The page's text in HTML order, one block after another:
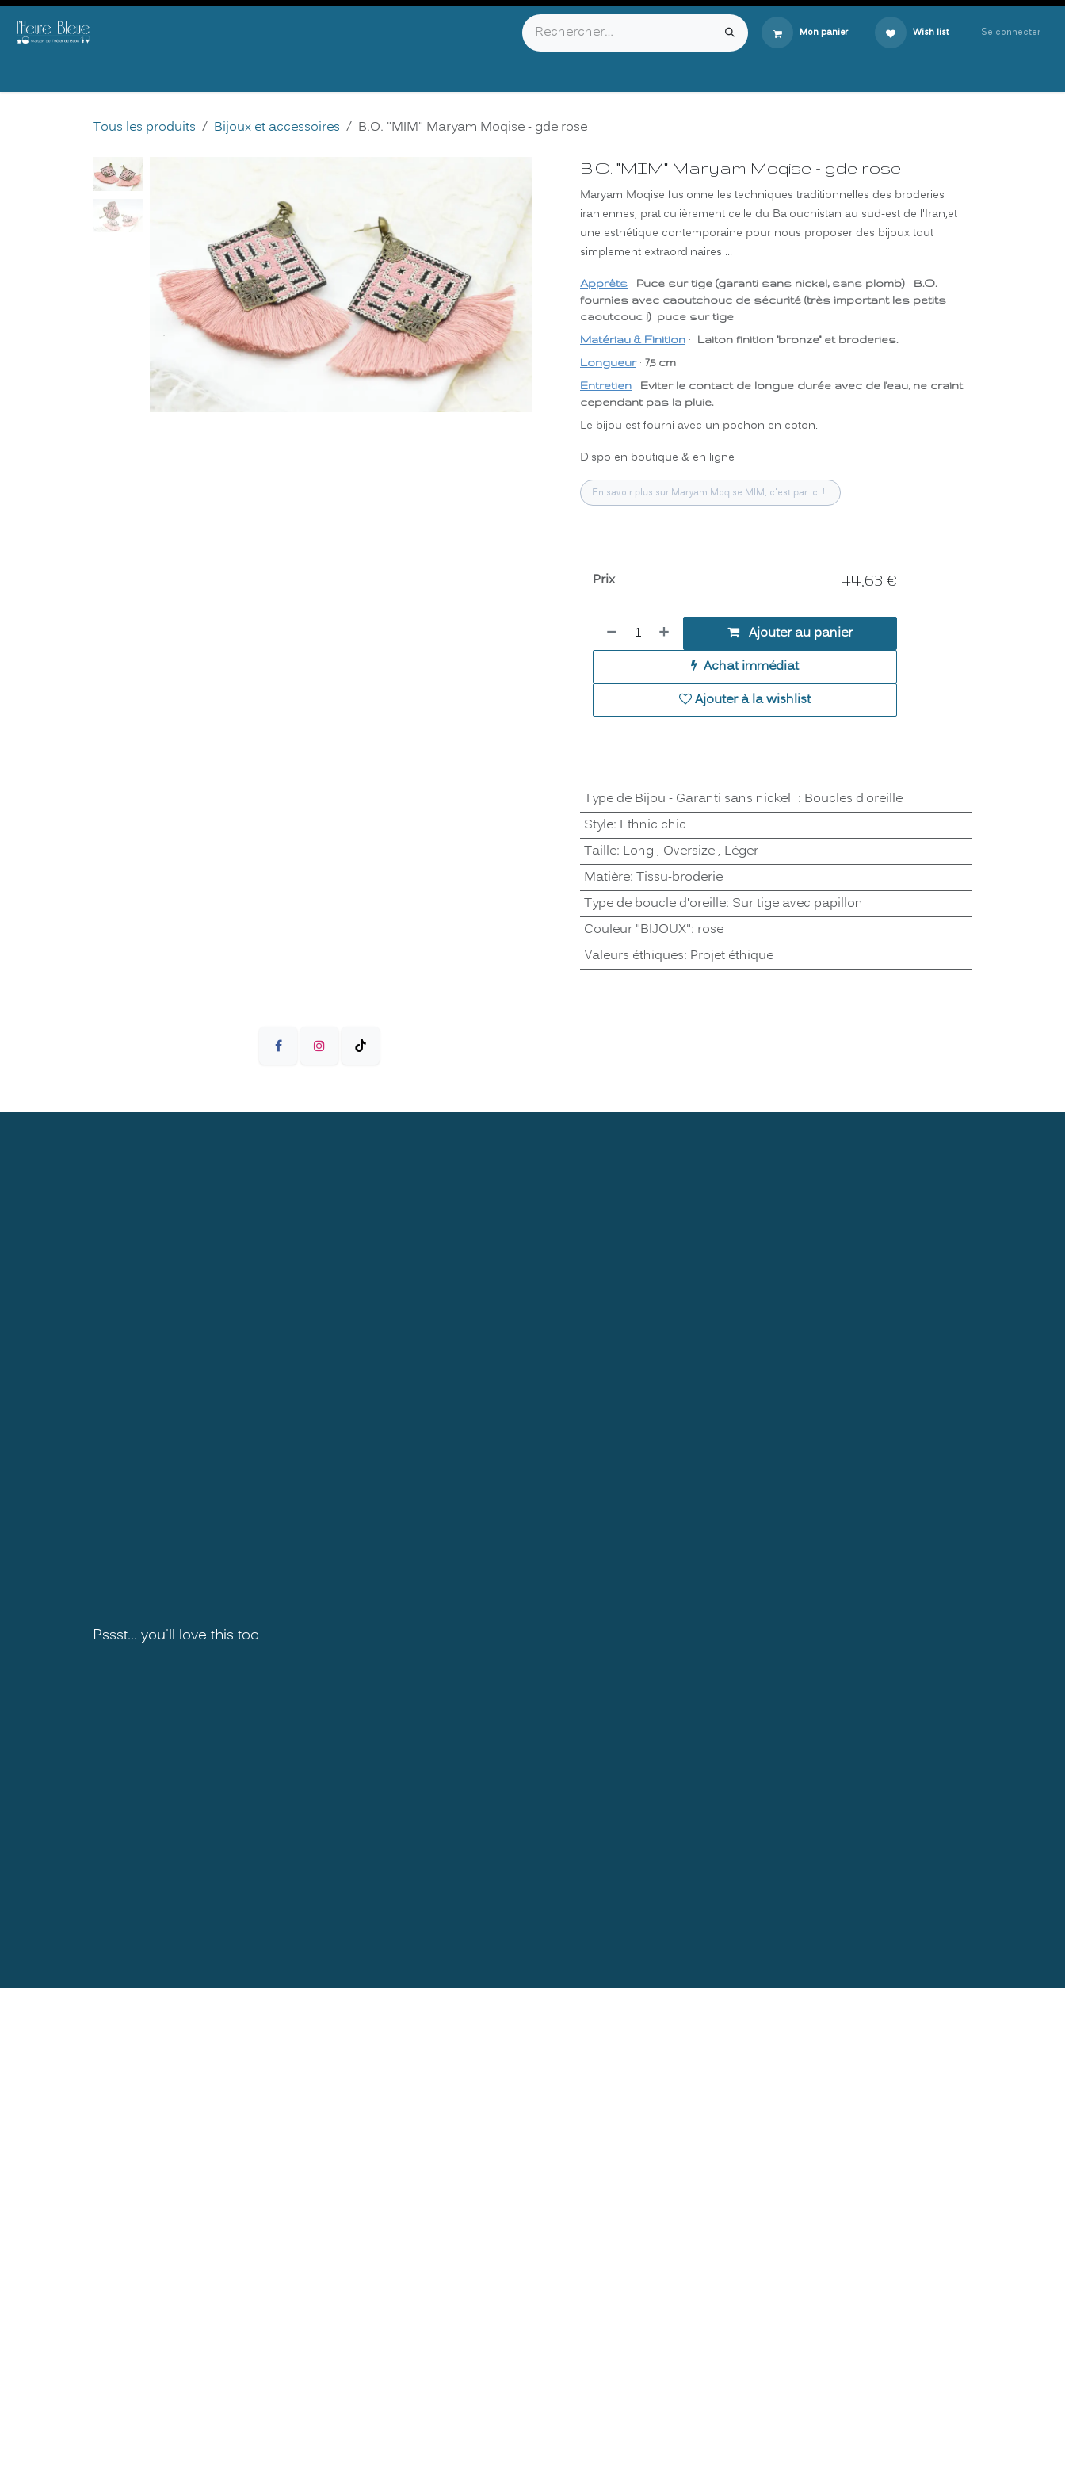
Se rendre au contenu
Mon panier Wish list Se connecter
Tous les produits Bijoux et accessoires B.O. "MIM" Maryam Moqise - gde rose
B.O. "MIM" Maryam Moqise - gde rose
Maryam Moqise fusionne les techniques traditionnelles des broderies
iraniennes, praticulièrement celle du Balouchistan au sud-est de l'Iran,et
une esthétique contemporaine pour nous proposer des bijoux tout
simplement extraordinaires ...
Apprêts : Puce sur tige (garanti sans nickel, sans plomb) B.O.
fournies avec caoutchouc de sécurité (très important les petits
caoutcouc !) puce sur tige
Matériau & Finition : Laiton finition "bronze" et broderies.
Longueur: 7,5 cm
Entretien : Eviter le contact de longue durée avec de l'eau, ne craint
cependant pas la pluie.
Le bijou est fourni avec un pochon en coton.
Dispo en boutique & en ligne
En savoir plus sur Maryam Moqise MIM, c'est par ici !
Ajouter au panier
Achat immédiat
Ajouter à la wishlist
Prix 44,63 €
Type de Bijou - Garanti sans nickel !: Boucles d'oreille
Style: Ethnic chic
Taille: Long , Oversize, Léger
Matière: Tissu-broderie
Type de boucle d'oreille: Sur tige avec papillon
Couleur "BIJOUX": rose
Valeurs éthiques: Projet éthique
Pssst... you'll love this too!